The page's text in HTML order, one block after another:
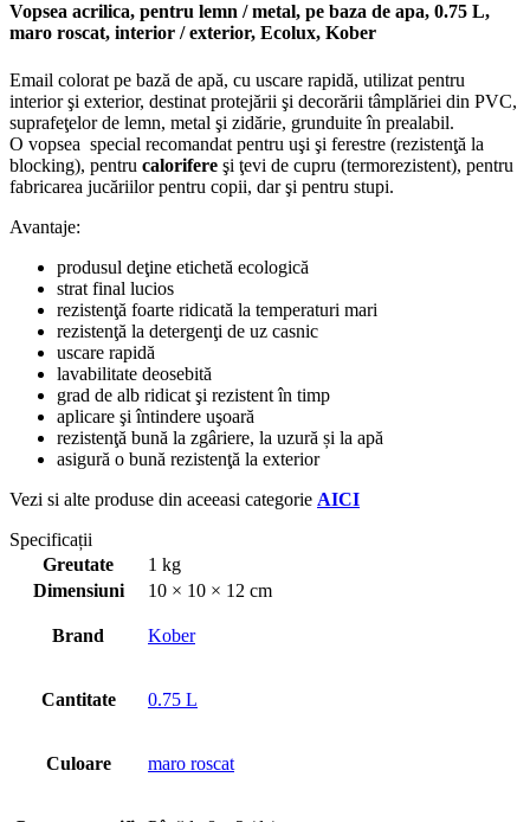
Vopsea acrilica, pentru lemn / metal, pe baza de apa, 0.75 L,
maro roscat, interior / exterior, Ecolux, Kober
Email colorat pe bază de apă, cu uscare rapidă, utilizat pentru
interior şi exterior, destinat protejării şi decorării tâmplăriei din PVC,
suprafeţelor de lemn, metal şi zidărie, grunduite în prealabil.
O vopsea special recomandat pentru uşi şi ferestre (rezistenţă la
blocking), pentru calorifere şi ţevi de cupru (termorezistent), pentru
fabricarea jucăriilor pentru copii, dar şi pentru stupi.
Avantaje:
produsul deţine etichetă ecologică
strat final lucios
rezistenţă foarte ridicată la temperaturi mari
rezistenţă la detergenţi de uz casnic
uscare rapidă
lavabilitate deosebită
grad de alb ridicat şi rezistent în timp
aplicare şi întindere uşoară
rezistenţă bună la zgâriere, la uzură și la apă
asigură o bună rezistenţă la exterior
Vezi si alte produse din aceeasi categorie AICI
Specificații
Greutate
1 kg
Dimensiuni
10 × 10 × 12 cm
Brand Kober
Cantitate 0.75 L
Culoare maro roscat